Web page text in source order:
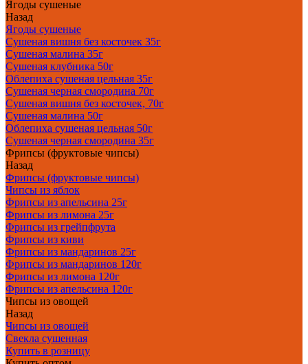
Ягоды сушеные
Назад
Ягоды сушеные
Сушеная вишня без косточек 35г
Сушеная малина 35г
Сушеная клубника 50г
Облепиха сушеная цельная 35г
Сушеная черная смородина 70г
Сушеная вишня без косточек, 70г
Сушеная малина 50г
Облепиха сушеная цельная 50г
Сушеная черная смородина 35г
Фрипсы (фруктовые чипсы)
Назад
Фрипсы (фруктовые чипсы)
Чипсы из яблок
Фрипсы из апельсина 25г
Фрипсы из лимона 25г
Фрипсы из грейпфрута
Фрипсы из киви
Фрипсы из мандаринов 25г
Фрипсы из мандаринов 120г
Фрипсы из лимона 120г
Фрипсы из апельсина 120г
Чипсы из овощей
Назад
Чипсы из овощей
Свекла сушенная
Купить в розницу